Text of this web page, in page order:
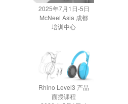
2025年7月1日-5日
McNeel Asia 成都
培训中心
Rhino Level3 产品
面授课程